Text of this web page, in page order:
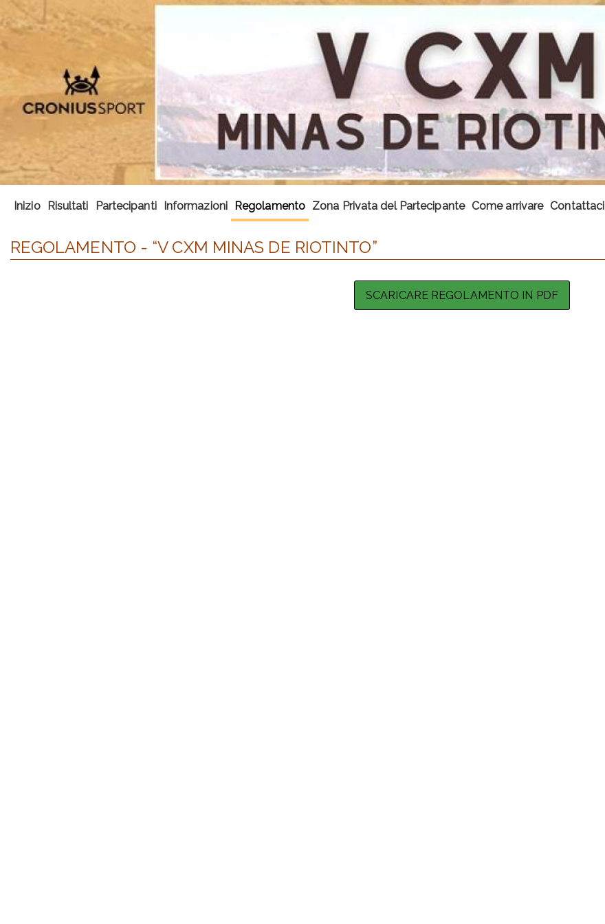
Inizio Risultati Partecipanti Informazioni Regolamento Zona Privata del Partecipante Come arrivare Contattaci
REGOLAMENTO - “V CXM MINAS DE RIOTINTO”
SCARICARE REGOLAMENTO IN PDF